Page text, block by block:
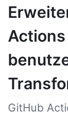
GitHub